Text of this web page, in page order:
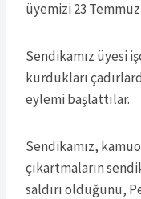
üyemizi 23
Sendikamız üyesi
kurdukları
eylemi başlattılar.
Sendikamız,
çıkartmaların
saldırı olduğunu,